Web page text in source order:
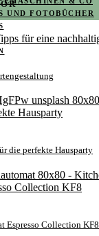
UND FOTOBÜCHER
die perfekte Hausparty
Espresso Collection KF8